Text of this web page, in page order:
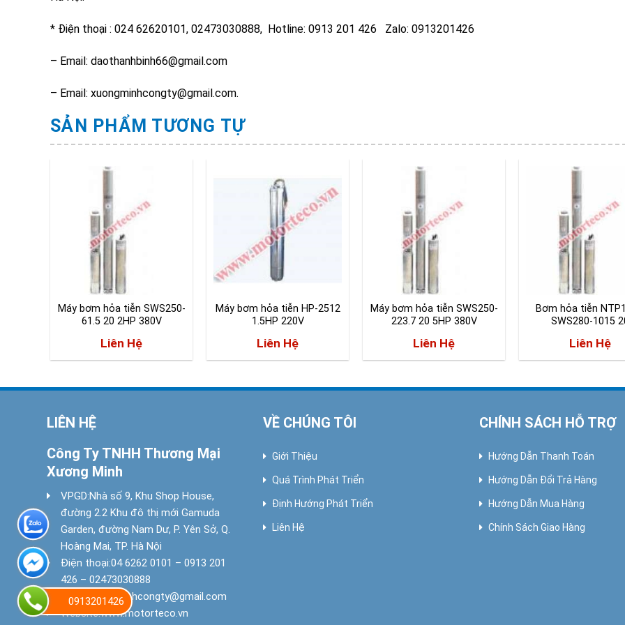
* Điện thoại : 024 62620101, 02473030888, Hotline: 0913 201 426 Zalo: 0913201426
– Email: daothanhbinh66@gmail.com
– Email: xuongminhcongty@gmail.com.
SẢN PHẨM TƯƠNG TỰ
Máy bơm hỏa tiễn SWS250-
61.5 20 2HP 380V
Liên Hệ
Máy bơm hỏa tiễn HP-2512
1.5HP 220V
Liên Hệ
Máy bơm hỏa tiễn SWS250-
223.7 20 5HP 380V
Liên Hệ
Bơm hỏa tiễn
SWS280-1015
Liên Hệ
LIÊN HỆ
Công Ty TNHH Thương Mại
Xương Minh
VPGD:Nhà số 9, Khu Shop House,
đường 2.2 Khu đô thị mới Gamuda
Garden, đường Nam Dư, P. Yên Sở, Q.
Hoàng Mai, TP. Hà Nội
Điện thoại:04 6262 0101 – 0913 201
426 – 02473030888
Email:xuongminhcongty@gmail.com
Website:www.motorteco.vn
VỀ CHÚNG TÔI
Giới Thiệu
Quá Trình Phát Triển
Định Hướng Phát Triển
Liên Hệ
CHÍNH SÁCH HỖ TRỢ
Hướng Dẫn Thanh Toán
Hướng Dẫn Đổi Trả Hàng
Hướng Dẫn Mua Hàng
Chính Sách Giao Hàng
0913201426